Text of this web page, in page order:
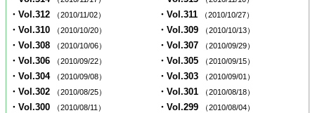
・Vol.312 （2010/11/02） ・Vol.311 （2010/10/27）
・Vol.310 （2010/10/20） ・Vol.309 （2010/10/13）
・Vol.308 （2010/10/06） ・Vol.307 （2010/09/29）
・Vol.306 （2010/09/22） ・Vol.305 （2010/09/15）
・Vol.304 （2010/09/08） ・Vol.303 （2010/09/01）
・Vol.302 （2010/08/25） ・Vol.301 （2010/08/18）
・Vol.300 （2010/08/11） ・Vol.299 （2010/08/04）